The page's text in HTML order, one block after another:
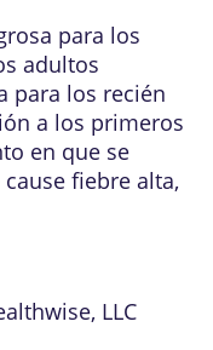
para los
adultos
para los recién
a los primeros
en que se
fiebre alta,
LLC